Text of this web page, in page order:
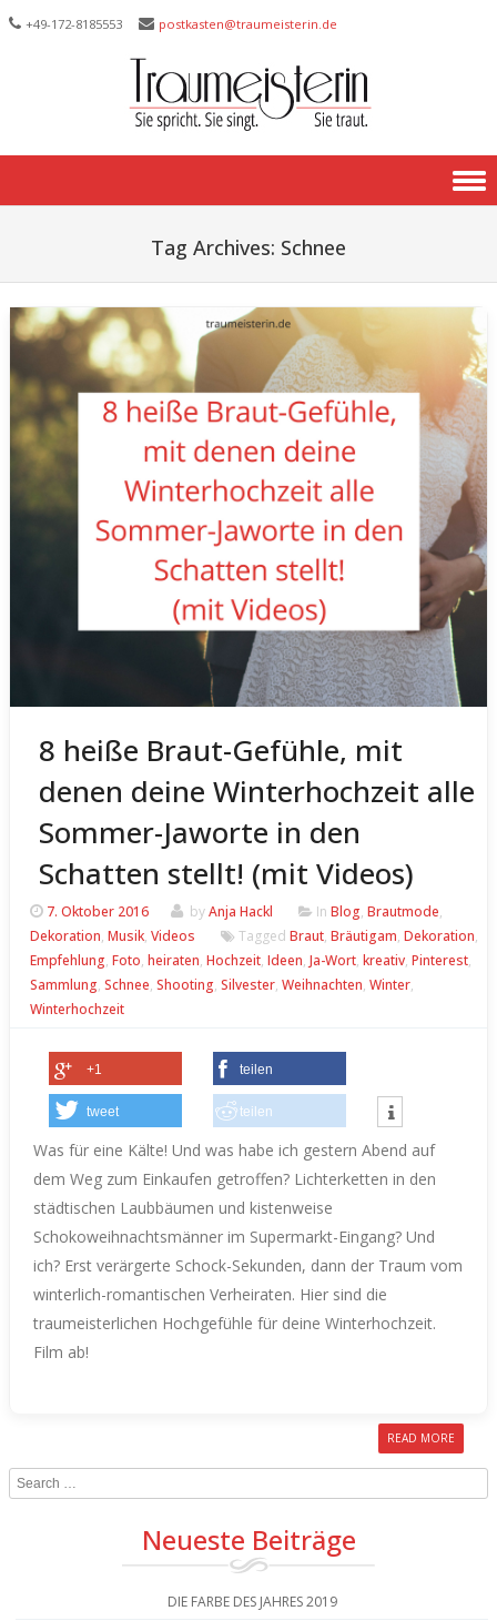
+49-172-­8185553 postkasten@traumeisterin.de
Tag Archives: Schnee
8 heiße Braut-Gefühle, mit
denen deine Winterhochzeit alle
Sommer-Jaworte in den
Schatten stellt! (mit Videos)
7. Oktober 2016 byAnja Hackl In Blog, Brautmode,
Dekoration, Musik, Videos Tagged Braut, Bräutigam, Dekoration,
Empfehlung, Foto, heiraten, Hochzeit, Ideen, Ja-Wort, kreativ, Pinterest,
Sammlung, Schnee, Shooting, Silvester, Weihnachten, Winter,
Winterhochzeit
+1 teilen
tweet teilen
Was für eine Kälte! Und was habe ich gestern Abend auf
dem Weg zum Einkaufen getroffen? Lichterketten in den
städtischen Laubbäumen und kistenweise
Schokoweihnachtsmänner im Supermarkt-Eingang? Und
ich? Erst verärgerte Schock-Sekunden, dann der Traum vom
winterlich-romantischen Verheiraten. Hier sind die
traumeisterlichen Hochgefühle für deine Winterhochzeit.
Film ab!
READ MORE
Search
Neueste Beiträge
DIE FARBE DES JAHRES 2019